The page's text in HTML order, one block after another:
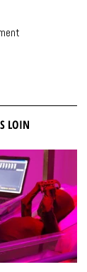
LOIN